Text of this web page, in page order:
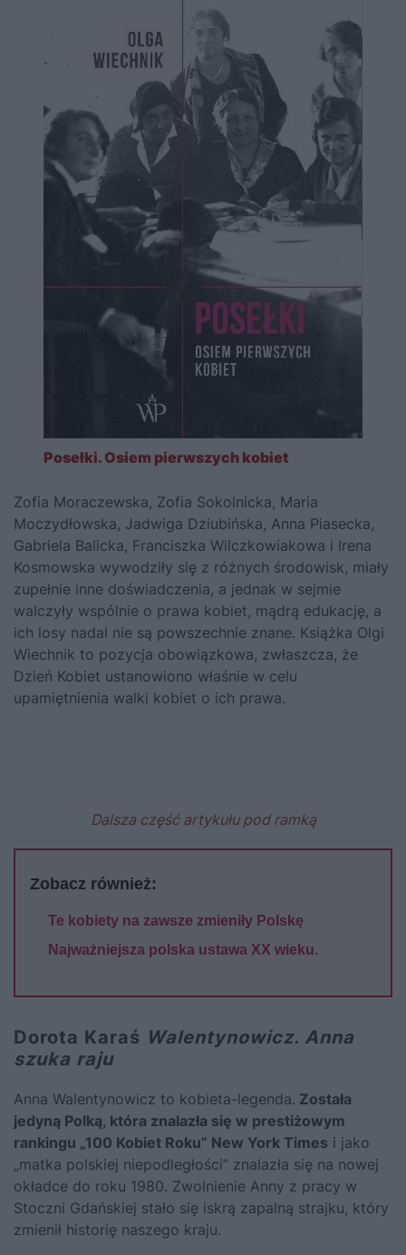
Posełki. Osiem pierwszych kobiet
Zofia Moraczewska, Zofia Sokolnicka, Maria
Moczydłowska, Jadwiga Dziubińska, Anna Piasecka,
Gabriela Balicka, Franciszka Wilczkowiakowa i Irena
Kosmowska wywodziły się z różnych środowisk, miały
zupełnie inne doświadczenia, a jednak w sejmie
walczyły wspólnie o prawa kobiet, mądrą edukację, a
ich losy nadal nie są powszechnie znane. Książka Olgi
Wiechnik to pozycja obowiązkowa, zwłaszcza, że
Dzień Kobiet ustanowiono właśnie w celu
upamiętnienia walki kobiet o ich prawa.
Dalsza część artykułu pod ramką
Zobacz również:
Te kobiety na zawsze zmieniły Polskę
Najważniejsza polska ustawa XX wieku.
Dorota Karaś Walentynowicz. Anna
szuka raju
Anna Walentynowicz to kobieta-legenda. Została
jedyną Polką, która znalazła się w prestiżowym
rankingu „100 Kobiet Roku” New York Times i jako
„matka polskiej niepodległości” znalazła się na nowej
okładce do roku 1980. Zwolnienie Anny z pracy w
Stoczni Gdańskiej stało się iskrą zapalną strajku, który
zmienił historię naszego kraju.